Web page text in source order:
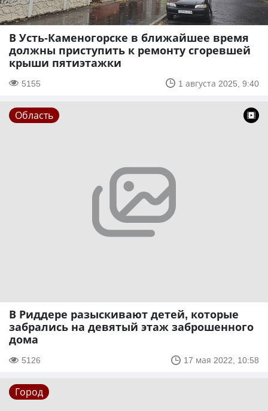
В Усть-Каменогорске в ближайшее время
должны приступить к ремонту сгоревшей
крыши пятиэтажки
5155 1 августа 2025, 9:40
Область
В Риддере разыскивают детей, которые
забрались на девятый этаж заброшенного
дома
5126 17 мая 2022, 10:58
Город